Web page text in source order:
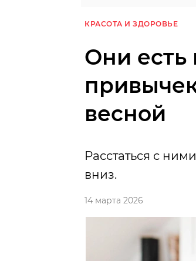
КРАСОТА И ЗДОРОВЬЕ
Они есть
весной
Расстаться с
вниз.
14 марта 2026